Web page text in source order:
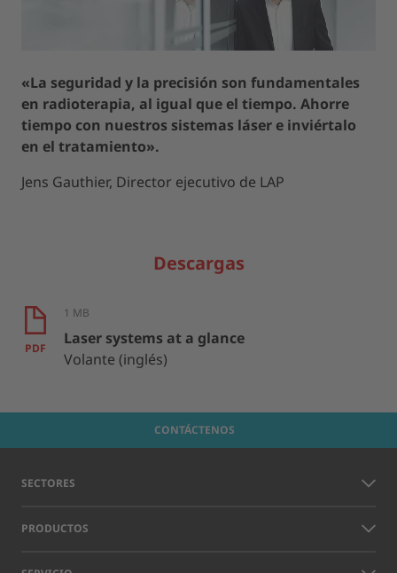
«La seguridad y la precisión son fundamentales
en radioterapia, al igual que el tiempo. Ahorre
tiempo con nuestros sistemas láser e inviértalo
en el tratamiento».
Jens Gauthier, Director ejecutivo de LAP
Descargas
PDF
1 MB
Laser systems at a glance
Volante (inglés)
CONTÁCTENOS
SECTORES
PRODUCTOS